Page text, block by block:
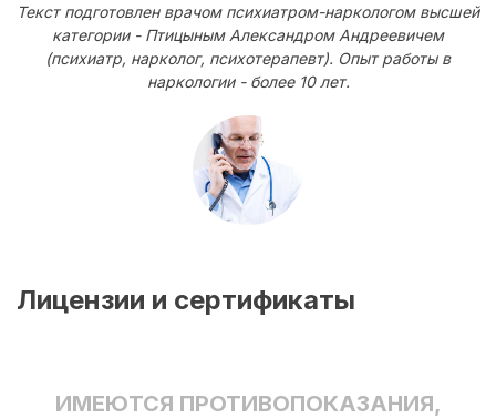
Текст подготовлен врачом психиатром-наркологом высшей
категории - Птицыным Александром Андреевичем
(психиатр, нарколог, психотерапевт). Опыт работы в
наркологии - более 10 лет.
Лицензии и сертификаты
ИМЕЮТСЯ ПРОТИВОПОКАЗАНИЯ,